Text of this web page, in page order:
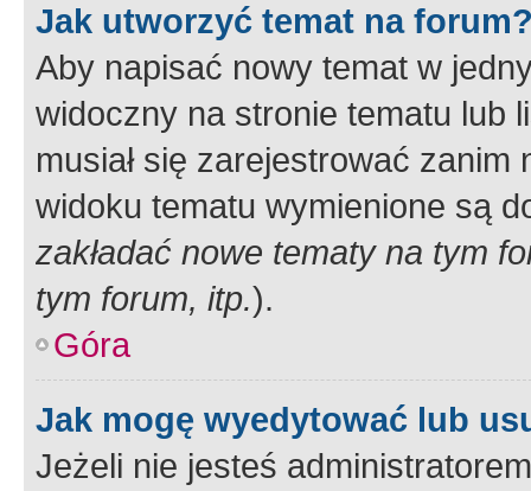
Jak utworzyć temat na
Aby napisać nowy temat w
widoczny na stronie tematu lub
musiał się zarejestrować
widoku tematu wymienione są
zakładać nowe tematy na tym
tym forum, itp.).
Góra
Jak mogę wyedytować lub
Jeżeli nie jesteś